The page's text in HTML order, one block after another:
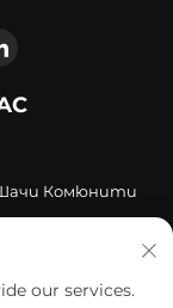
Шачи Комюнити
our services.